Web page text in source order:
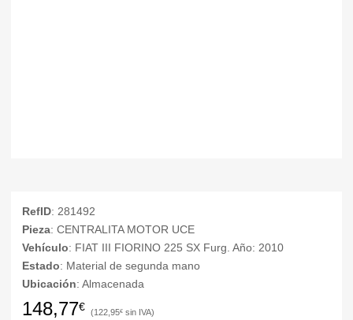
RefID: 281492
Pieza: CENTRALITA MOTOR UCE
Vehículo: FIAT III FIORINO 225 SX Furg. Año: 2010
Estado: Material de segunda mano
Ubicación: Almacenada
148,77€ 122,95€